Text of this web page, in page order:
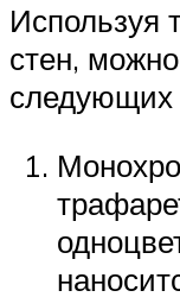
Используя
стен,
следующих